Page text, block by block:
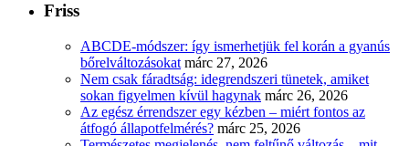
Friss
ABCDE‑módszer: így ismerhetjük fel korán a gyanús
bőrelváltozásokat márc 27, 2026
Nem csak fáradtság: idegrendszeri tünetek, amiket
sokan figyelmen kívül hagynak márc 26, 2026
Az egész érrendszer egy kézben – miért fontos az
átfogó állapotfelmérés? márc 25, 2026